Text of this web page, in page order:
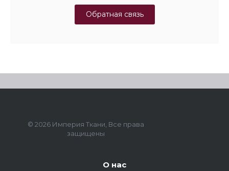
Обратная связь
© 2026 Империя Ткани, Все права
защищены
О нас